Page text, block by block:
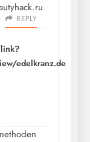
REPLY
edelkranz.de